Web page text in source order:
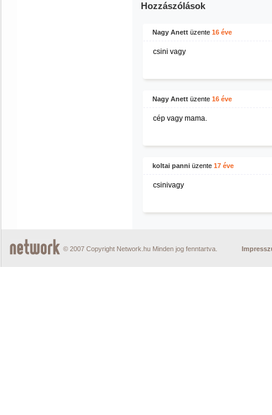
Hozzászólások
Nagy Anett üzente 16 éve
csini vagy
Nagy Anett üzente 16 éve
cép vagy mama.
koltai panni üzente 17 éve
csinivagy
© 2007 Copyright Network.hu Minden jog fenntartva.